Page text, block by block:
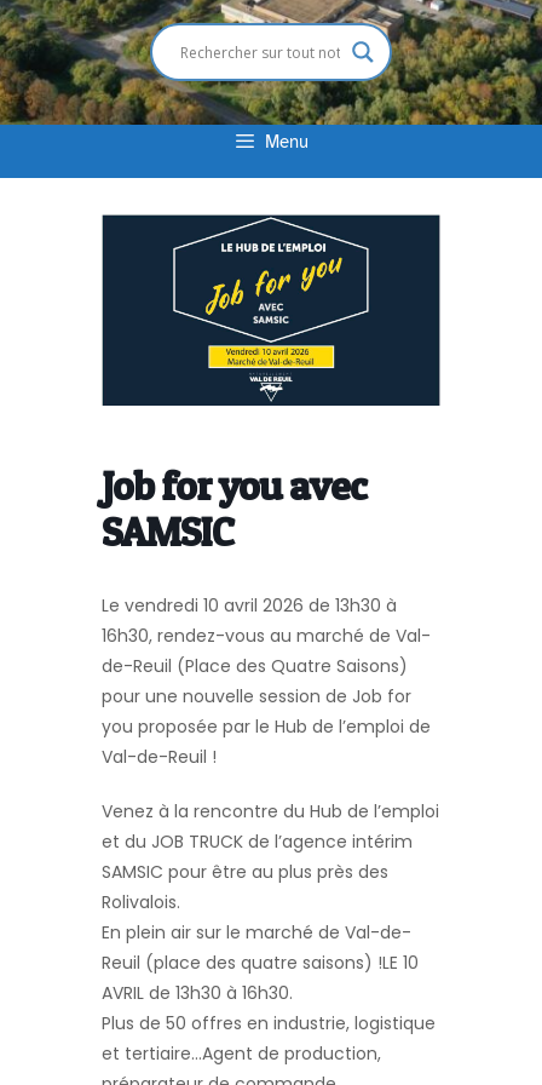
Menu
Job for you avec
SAMSIC
Le vendredi 10 avril 2026 de 13h30 à
16h30, rendez-vous au marché de Val-
de-Reuil (Place des Quatre Saisons)
pour une nouvelle session de Job for
you proposée par le Hub de l’emploi de
Val-de-Reuil !
Venez à la rencontre du Hub de l’emploi
et du JOB TRUCK de l’agence intérim
SAMSIC pour être au plus près des
Rolivalois.
En plein air sur le marché de Val-de-
Reuil (place des quatre saisons) !LE 10
AVRIL de 13h30 à 16h30.
Plus de 50 offres en industrie, logistique
et tertiaire…Agent de production,